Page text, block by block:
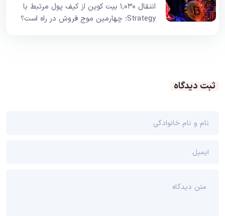
انتقال ۱,۰۳۰ بیت کوین از کیف پول مرتبط با
Strategy؛ چهارمین موج فروش در راه است؟
ثبت دیدگاه